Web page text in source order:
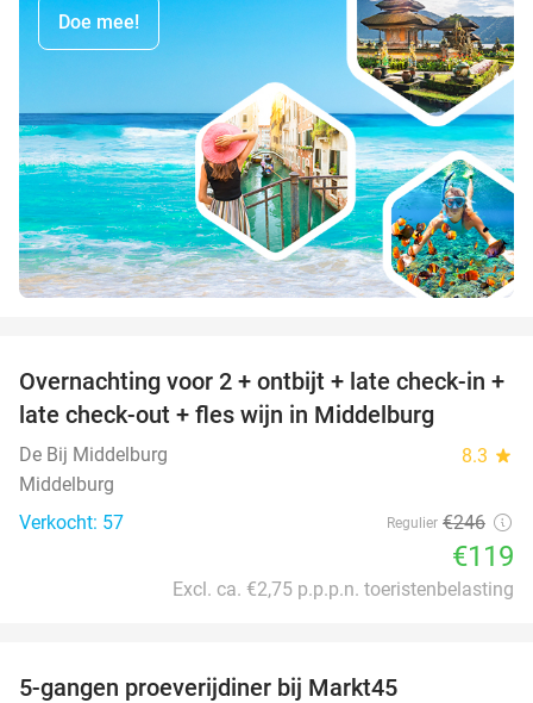
Doe mee!
52%
Overnachting voor 2 + ontbijt + late check-in +
late check-out + fles wijn in Middelburg
De Bij Middelburg 8.3 star
Middelburg
Verkocht: 57
Regulier €246
€119
Excl. ca. €2,75 p.p.p.n. toeristenbelasting
5-gangen proeverijdiner bij Markt45